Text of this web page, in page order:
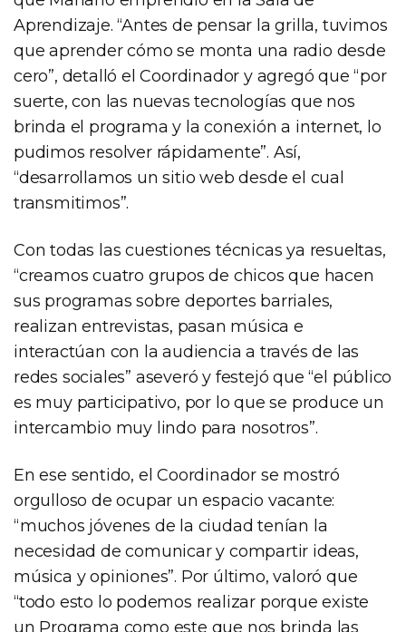
Aprendizaje. “Antes de pensar la grilla, tuvimos
que aprender cómo se monta una radio desde
cero”, detalló el Coordinador y agregó que “por
suerte, con las nuevas tecnologías que nos
brinda el programa y la conexión a internet, lo
pudimos resolver rápidamente”. Así,
“desarrollamos un sitio web desde el cual
transmitimos”.
Con todas las cuestiones técnicas ya resueltas,
“creamos cuatro grupos de chicos que hacen
sus programas sobre deportes barriales,
realizan entrevistas, pasan música e
interactúan con la audiencia a través de las
redes sociales” aseveró y festejó que “el público
es muy participativo, por lo que se produce un
intercambio muy lindo para nosotros”.
En ese sentido, el Coordinador se mostró
orgulloso de ocupar un espacio vacante:
“muchos jóvenes de la ciudad tenían la
necesidad de comunicar y compartir ideas,
música y opiniones”. Por último, valoró que
“todo esto lo podemos realizar porque existe
un Programa como este que nos brinda las